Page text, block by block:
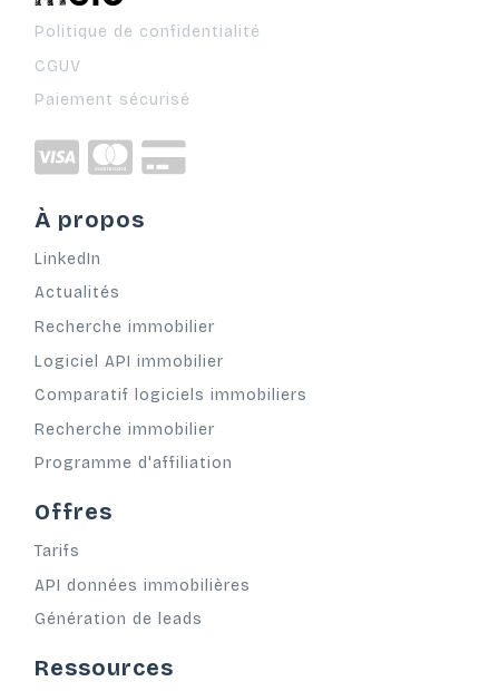
Politique de confidentialité
CGUV
Paiement sécurisé
À propos
LinkedIn
Actualités
Recherche immobilier
Logiciel API immobilier
Comparatif logiciels immobiliers
Recherche immobilier
Programme d'affiliation
Offres
Tarifs
API données immobilières
Génération de leads
Ressources